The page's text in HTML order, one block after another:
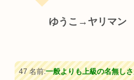
ゆうこ→ヤリマン
47 名前:一般よりも上級の名無し